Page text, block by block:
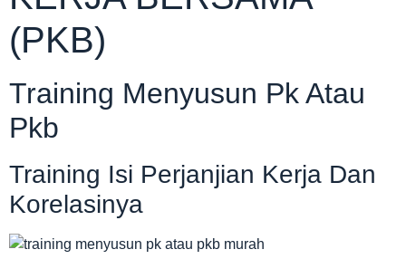
(PKB)
Training Menyusun Pk Atau
Pkb
Training Isi Perjanjian Kerja Dan
Korelasinya